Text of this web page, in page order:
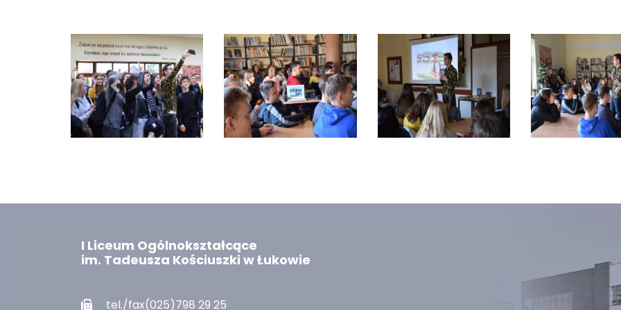
Previous
I Liceum Ogólnokształcące
im. Tadeusza Kościuszki w Łukowie
tel./fax(025)798 29 25